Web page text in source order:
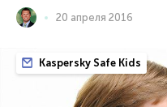
20 апреля 2016
Kaspersky Safe Kids